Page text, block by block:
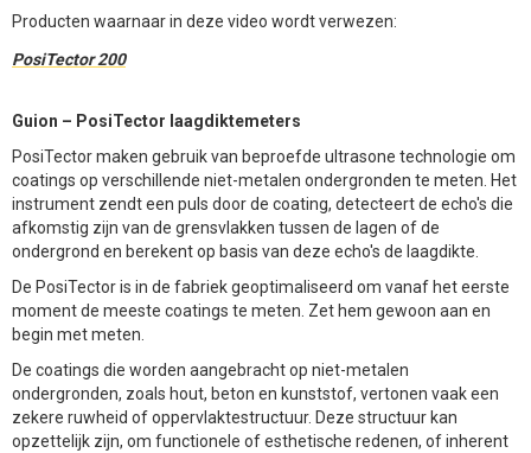
Producten waarnaar in deze video wordt verwezen:
PosiTector 200
Guion – PosiTector laagdiktemeters
PosiTector maken gebruik van beproefde ultrasone technologie om
coatings op verschillende niet-metalen ondergronden te meten. Het
instrument zendt een puls door de coating, detecteert de echo's die
afkomstig zijn van de grensvlakken tussen de lagen of de
ondergrond en berekent op basis van deze echo's de laagdikte.
De PosiTector is in de fabriek geoptimaliseerd om vanaf het eerste
moment de meeste coatings te meten. Zet hem gewoon aan en
begin met meten.
De coatings die worden aangebracht op niet-metalen
ondergronden, zoals hout, beton en kunststof, vertonen vaak een
zekere ruwheid of oppervlaktestructuur. Deze structuur kan
opzettelijk zijn, om functionele of esthetische redenen, of inherent